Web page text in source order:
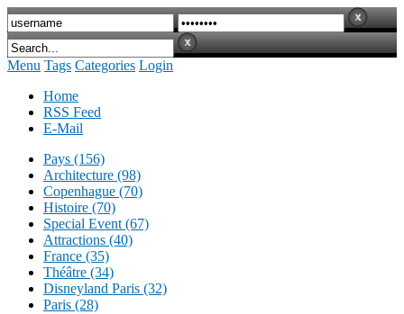
Menu Tags Categories Login
Home
RSS Feed
E-Mail
Pays (156)
Architecture (98)
Copenhague (70)
Histoire (70)
Special Event (67)
Attractions (40)
France (35)
Théâtre (34)
Disneyland Paris (32)
Paris (28)